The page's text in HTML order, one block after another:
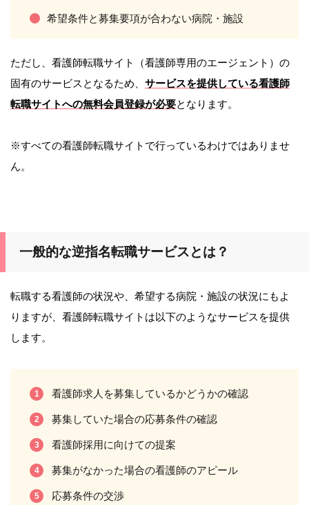
希望条件と募集要項が合わない病院・施設
ただし、看護師転職サイト（看護師専用のエージェント）の
固有のサービスとなるため、 サービスを提供している看護師
転職サイトへの無料会員登録が必要となります。
※すべての看護師転職サイトで行っているわけではありませ
ん。
一般的な逆指名転職サービスとは？
転職する看護師の状況や、希望する病院・施設の状況にもよ
りますが、看護師転職サイトは以下のようなサービスを提供
します。
看護師求人を募集しているかどうかの確認
募集していた場合の応募条件の確認
看護師採用に向けての提案
募集がなかった場合の看護師のアピール
応募条件の交渉